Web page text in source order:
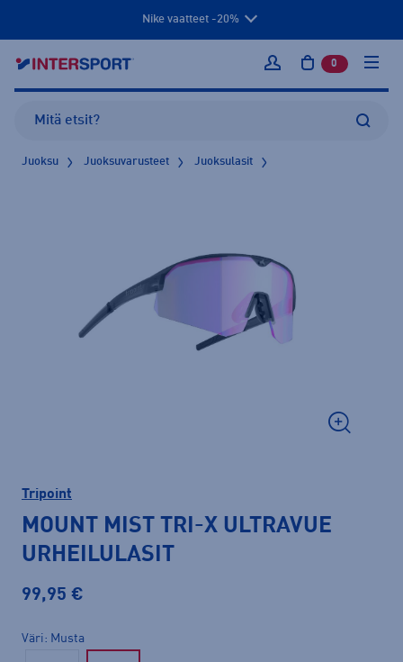
Nike vaatteet -20%
Kirjaudu sisään
0 tuotetta
Juoksu Juoksuvarusteet Juoksulasit
Tripoint
MOUNT MIST TRI-X ULTRAVUE
URHEILULASIT
99,95 €
Väri Musta